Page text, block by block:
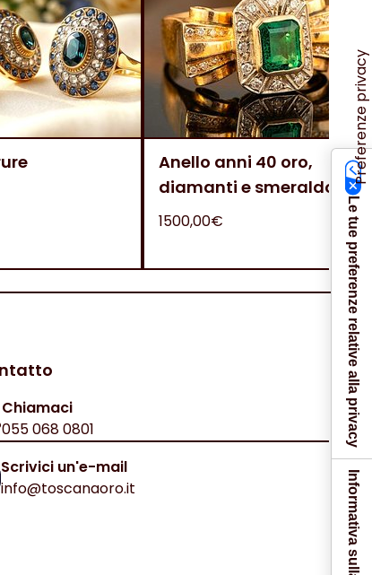
Anello anni 40 oro,
diamanti e smeraldo
1500,00€
Chiamaci
055 068 0801
Scrivici un'e-mail
info@toscanaoro.it
Le tue preferenze relative alla privacy